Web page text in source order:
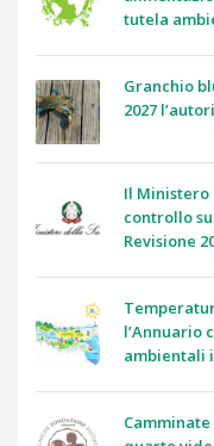
tutela
Granchio
2027
Il
controllo
Revisione
l’Annuario
ambientali